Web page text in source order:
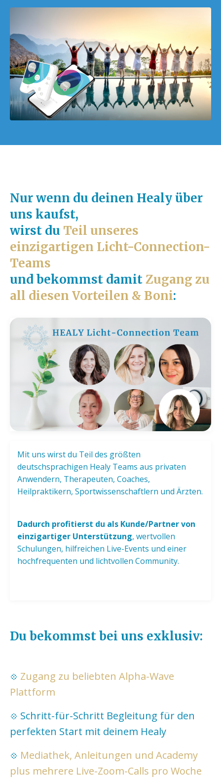
Nur wenn du deinen Healy über
uns kaufst,
wirst du Teil unseres
einzigartigen Licht-Connection-
Teams
und bekommst damitZugang zu
all diesen Vorteilen & Boni:
Mit uns wirst du Teil des größten
deutschsprachigen Healy Teams aus privaten
Anwendern, Therapeuten, Coaches,
Heilpraktikern, Sportwissenschaftlern und Ärzten.
Dadurch profitierst du als Kunde/Partner von
einzigartiger Unterstützung, wertvollen
Schulungen, hilfreichen Live-Events und einer
hochfrequenten und lichtvollen Community.
Du bekommst bei uns exklusiv:
💠 Zugang zu beliebten Alpha-Wave
Plattform
💠 Schritt-für-Schritt Begleitung für den
perfekten Start mit deinem Healy
💠 Mediathek, Anleitungen und Academy
plus mehrere Live-Zoom-Calls pro Woche